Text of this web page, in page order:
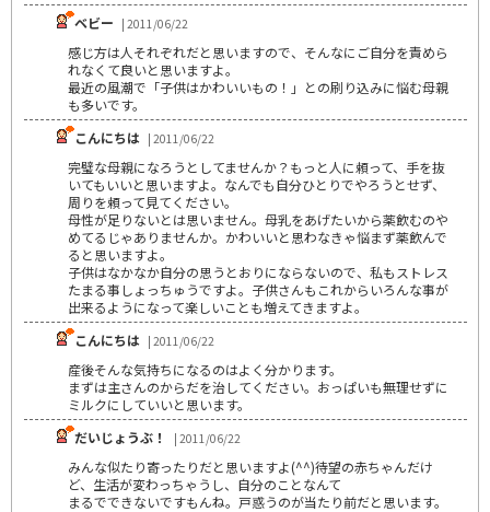
ベビー | 2011/06/22
感じ方は人それぞれだと思いますので、そんなにご自分を責めら
れなくて良いと思いますよ。
最近の風潮で「子供はかわいいもの！」との刷り込みに悩む母親
も多いです。
こんにちは | 2011/06/22
完璧な母親になろうとしてませんか？もっと人に頼って、手を抜
いてもいいと思いますよ。なんでも自分ひとりでやろうとせず、
周りを頼って見てください。
母性が足りないとは思いません。母乳をあげたいから薬飲むのや
めてるじゃありませんか。かわいいと思わなきゃ悩まず薬飲んで
ると思いますよ。
子供はなかなか自分の思うとおりにならないので、私もストレス
たまる事しょっちゅうですよ。子供さんもこれからいろんな事が
出来るようになって楽しいことも増えてきますよ。
こんにちは | 2011/06/22
産後そんな気持ちになるのはよく分かります。
まずは主さんのからだを治してください。おっぱいも無理せずに
ミルクにしていいと思います。
だいじょうぶ！
| 2011/06/22
みんな似たり寄ったりだと思いますよ(^^)待望の赤ちゃんだけ
ど、生活が変わっちゃうし、自分のことなんて
まるでできないですもんね。戸惑うのが当たり前だと思います。